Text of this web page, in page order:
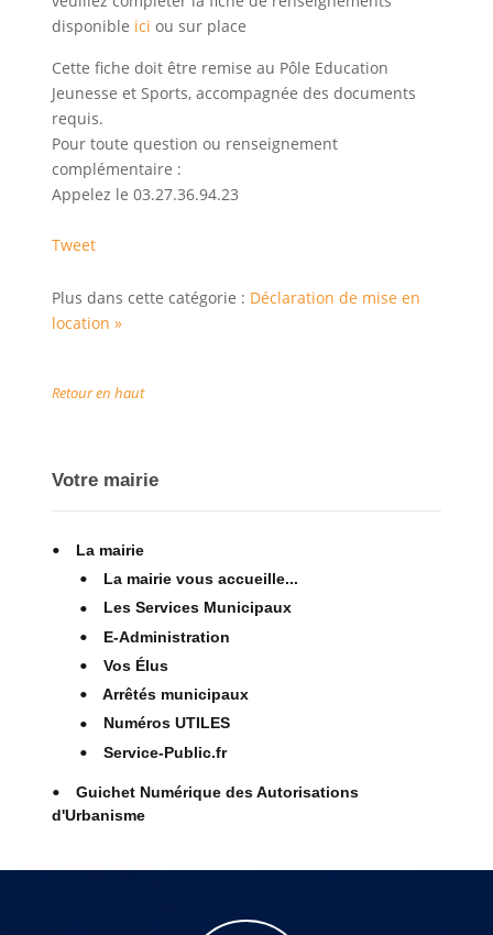
disponible ici ou sur place
Cette fiche doit être remise au Pôle Education
Jeunesse et Sports, accompagnée des documents
requis.
Pour toute question ou renseignement
complémentaire :
Appelez le 03.27.36.94.23
Tweet
Plus dans cette catégorie : Déclaration de mise en
location »
Retour en haut
Votre mairie
La mairie
La mairie vous accueille...
Les Services Municipaux
E-Administration
Vos Élus
Arrêtés municipaux
Numéros UTILES
Service-Public.fr
Guichet Numérique des Autorisations
d'Urbanisme